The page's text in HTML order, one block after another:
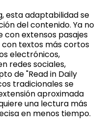
esta adaptabilidad se
del contenido. Ya no
extensos pasajes
textos más cortos
electrónicos,
redes sociales,
de "Read in Daily
tradicionales se
aproximada
una lectura más
en menos tiempo.